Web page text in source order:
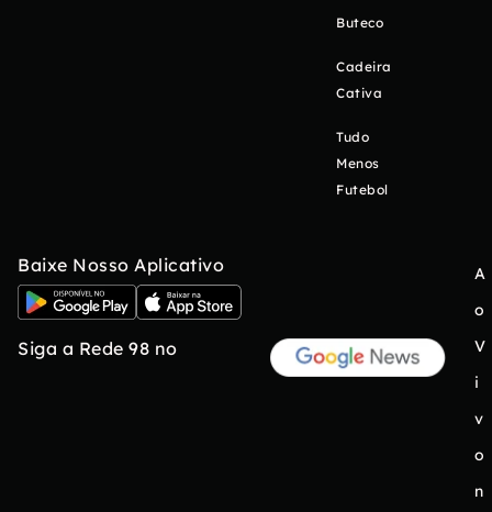
Buteco
Cadeira
Cativa
Tudo
Menos
Futebol
Baixe Nosso Aplicativo
Siga a Rede 98 no
A
o
V
i
v
o
n